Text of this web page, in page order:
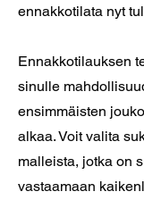
ennakkotilata nyt
Ennakkotilauksen
sinulle
ensimmäisten
alkaa. Voit valita
malleista, jotka on
vastaamaan